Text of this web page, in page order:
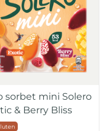
sorbet mini Solero
& Berry Bliss